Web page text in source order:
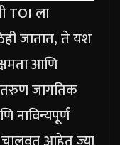
TOI ला
जातात, ते यश
आणि
तरुण जागतिक
नाविन्यपूर्ण